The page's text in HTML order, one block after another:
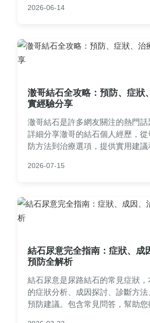
享，幫助您徹底了解這個飲食迷思
2026-06-14
澈哥結石全攻略：預防、症狀
實經驗分享
澈哥結石是許多網友關注的熱門
詳細分享澈哥的結石個人經歷，
防方法到治療選項，提供實用建議
程，以及澈哥的真實故事，幫助你
2026-07-15
結石尿意完全指南：症狀、成
預防全解析
結石尿意是尿路結石的常見症狀
的症狀分析、成因探討、診斷方法
預防建議。包含常見問答，幫助您